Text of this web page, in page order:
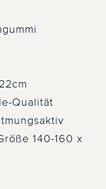
Qualität
140-160 x